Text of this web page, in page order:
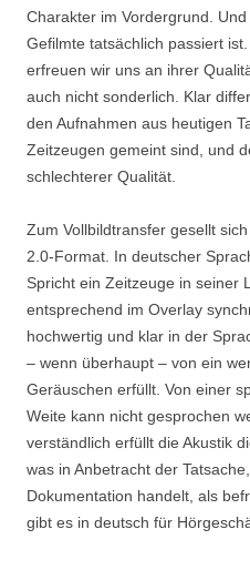
Charakter im Vordergrund.
Gefilmte tatsächlich passiert
erfreuen wir uns an ihrer
auch nicht sonderlich. Klar
den Aufnahmen aus heutigen
Zeitzeugen gemeint sind, und
schlechterer Qualität.
Zum Vollbildtransfer gesellt
2.0-Format. In deutscher
Spricht ein Zeitzeuge in seiner
entsprechend im Overlay
hochwertig und klar in der
– wenn überhaupt – von ein
Geräuschen erfüllt. Von einer
Weite kann nicht gesprochen
verständlich erfüllt die Akustik
was in Anbetracht der
Dokumentation handelt, als
gibt es in deutsch für